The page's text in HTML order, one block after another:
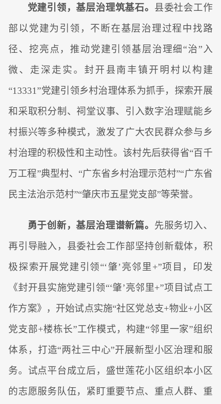
党建引领，基层治理筑基石。 县委社会工作
部以党建为引领，不断在基层治理过程中找路
径、挖亮点，推动党建引领基层治理细“治”入
微、走深走实。封开县南丰镇开明村以构建
“13331”党建引领乡村治理体系为抓手，探索开展
和采取积分制、祠堂议事、引入数字治理赋能乡
村振兴等多种模式，激发了广大农民群众参与乡
村治理的积极性和主动性。该村先后获得省“百千
万工程”典型村、“广东省乡村治理示范村”“广东省
民主法治示范村”“肇庆市五星党支部”等荣誉。
勇于创新，基层治理谱新篇。 先服务切入、
再引导融入，县委社会工作部坚持创新载体，积
极探索开展党建引领“‘肇’亮邻里+”项目，印发
《封开县实施党建引领“‘肇’亮邻里+”项目试点工
作方案》，开始试点实施“社区党总支+物业+小区
党支部+楼栋长”工作模式，构建“邻里一家”组织
体系，打造“两社三中心”开展新型小区治理和服
务。试点平台成立后，盛世莲花小区组织本小区
的志愿服务队伍，紧盯重要节点、重点人群、重